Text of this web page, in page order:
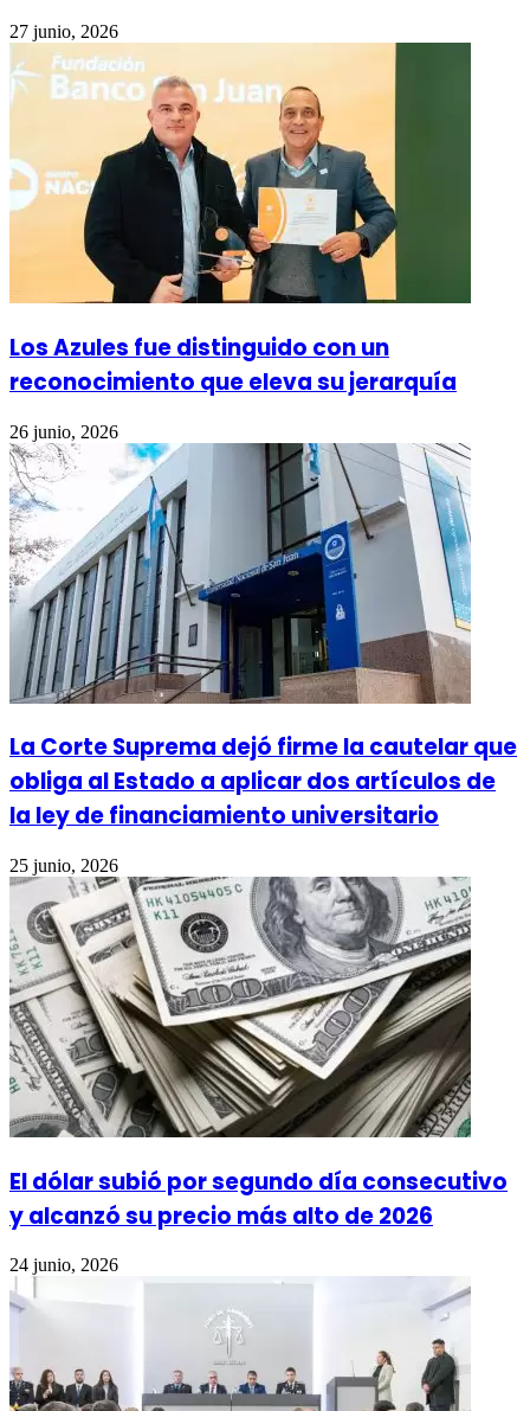
27 junio, 2026
Los Azules fue distinguido con un
reconocimiento que eleva su jerarquía
26 junio, 2026
La Corte Suprema dejó firme la cautelar que
obliga al Estado a aplicar dos artículos de
la ley de financiamiento universitario
25 junio, 2026
El dólar subió por segundo día consecutivo
y alcanzó su precio más alto de 2026
24 junio, 2026